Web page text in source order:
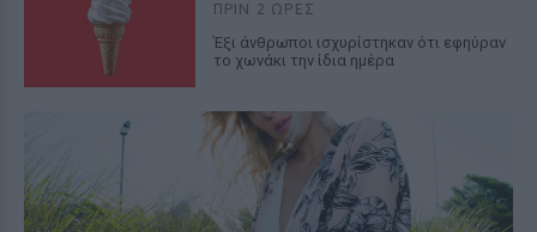
ΠΡΙΝ 2 ΏΡΕΣ
Έξι άνθρωποι ισχυρίστηκαν ότι εφηύραν
το χωνάκι την ίδια ημέρα